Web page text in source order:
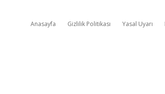
Anasayfa Gizlilik Politikası Yasal Uyarı